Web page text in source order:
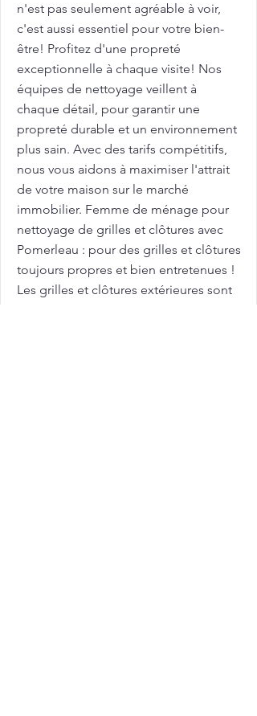
n'est pas seulement agréable à voir,
c'est aussi essentiel pour votre bien-
être! Profitez d'une propreté
exceptionnelle à chaque visite! Nos
équipes de nettoyage veillent à
chaque détail, pour garantir une
propreté durable et un environnement
plus sain. Avec des tarifs compétitifs,
nous vous aidons à maximiser l'attrait
de votre maison sur le marché
immobilier. Femme de ménage pour
nettoyage de grilles et clôtures avec
Pomerleau : pour des grilles et clôtures
toujours propres et bien entretenues !
Les grilles et clôtures extérieures sont